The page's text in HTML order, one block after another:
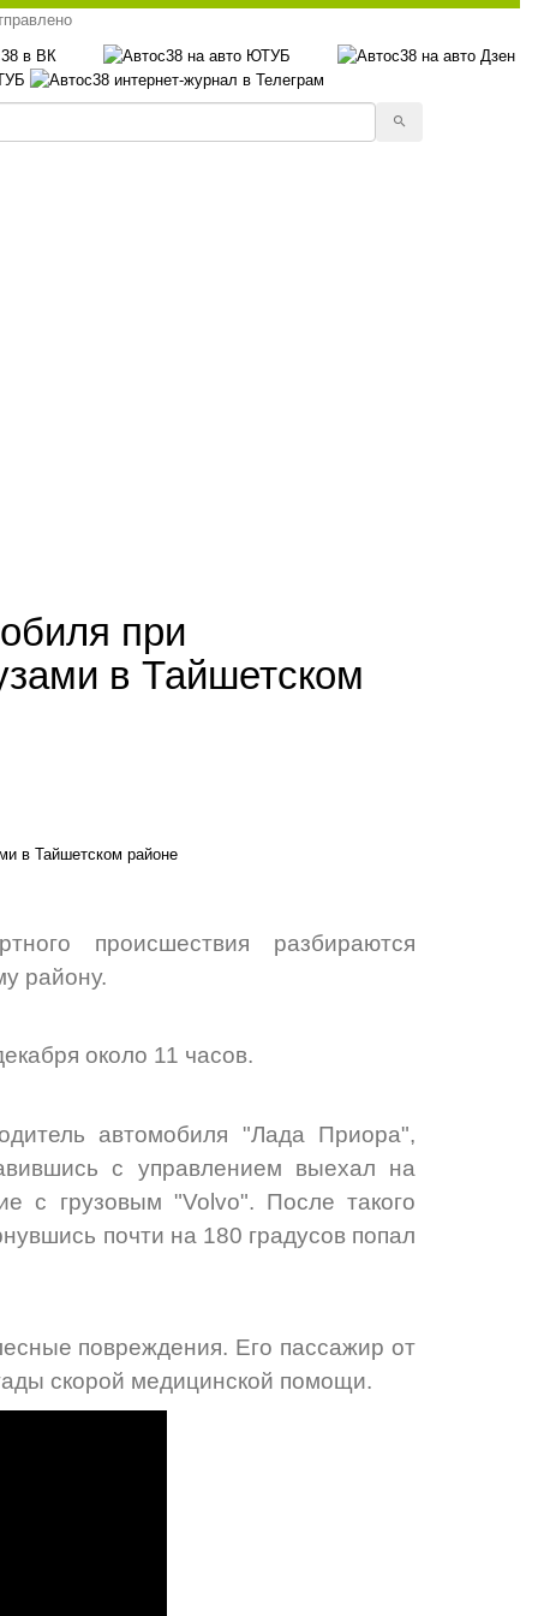
при
в Тайшетском
происшествия разбираются
району.
около 11 часов.
автомобиля "Лада Приора",
с управлением выехал на
с грузовым "Volvo". После такого
почти на 180 градусов попал
повреждения. Его пассажир от
скорой медицинской помощи.